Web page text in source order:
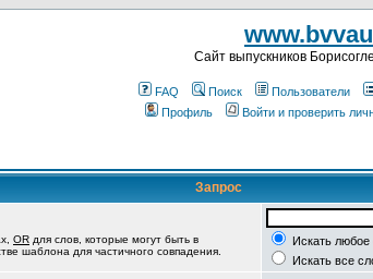
Cайт выпускников
FAQ Поиск Пользователи
Профиль
Войти и проверить
Запрос
OR для слов, которые могут быть в
шаблона для частичного совпадения.
Искать любое
Искать все